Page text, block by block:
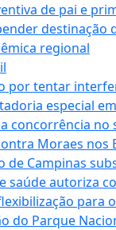
de pai e
regional
por tentar
especial
concorrência no
Moraes nos
Campinas
autoriza
para
do Parque